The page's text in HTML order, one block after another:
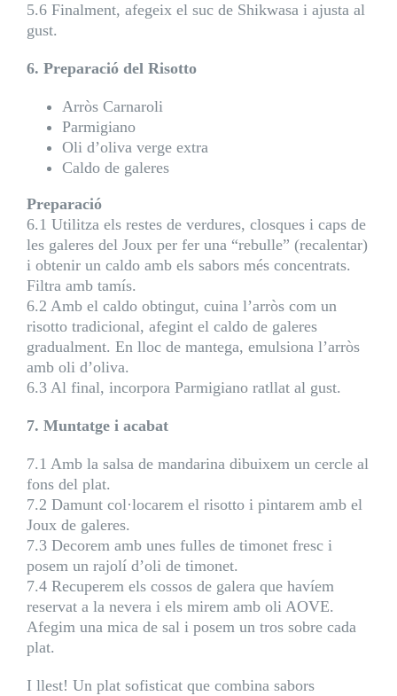
5.6 Finalment, afegeix el suc de Shikwasa i ajusta al
gust.
6. Preparació del Risotto
Arròs Carnaroli
Parmigiano
Oli d’oliva verge extra
Caldo de galeres
Preparació
6.1 Utilitza els restes de verdures, closques i caps de
les galeres del Joux per fer una “rebulle” (recalentar)
i obtenir un caldo amb els sabors més concentrats.
Filtra amb tamís.
6.2 Amb el caldo obtingut, cuina l’arròs com un
risotto tradicional, afegint el caldo de galeres
gradualment. En lloc de mantega, emulsiona l’arròs
amb oli d’oliva.
6.3 Al final, incorpora Parmigiano ratllat al gust.
7. Muntatge i acabat
7.1 Amb la salsa de mandarina dibuixem un cercle al
fons del plat.
7.2 Damunt col·locarem el risotto i pintarem amb el
Joux de galeres.
7.3 Decorem amb unes fulles de timonet fresc i
posem un rajolí d’oli de timonet.
7.4 Recuperem els cossos de galera que havíem
reservat a la nevera i els mirem amb oli AOVE.
Afegim una mica de sal i posem un tros sobre cada
plat.
I llest! Un plat sofisticat que combina sabors